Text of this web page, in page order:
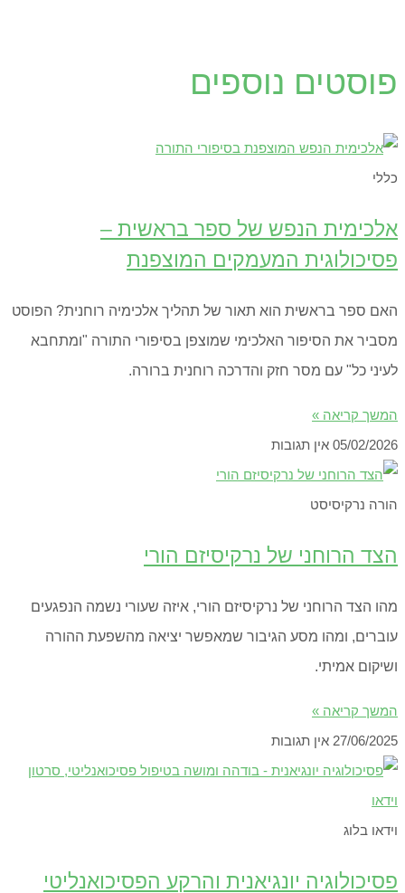
פוסטים נוספים
כללי
אלכימית הנפש של ספר בראשית –
פסיכולוגית המעמקים המוצפנת
האם ספר בראשית הוא תאור של תהליך אלכימיה רוחנית? הפוסט
מסביר את הסיפור האלכימי שמוצפן בסיפורי התורה "ומתחבא
לעיני כל" עם מסר חזק והדרכה רוחנית ברורה.
המשך קריאה »
05/02/2026 אין תגובות
הורה נרקיסיסט
הצד הרוחני של נרקיסיזם הורי
מהו הצד הרוחני של נרקיסיזם הורי, איזה שעורי נשמה הנפגעים
עוברים, ומהו מסע הגיבור שמאפשר יציאה מהשפעת ההורה
ושיקום אמיתי.
המשך קריאה »
27/06/2025 אין תגובות
וידאו בלוג
פסיכולוגיה יונגיאנית והרקע הפסיכואנליטי